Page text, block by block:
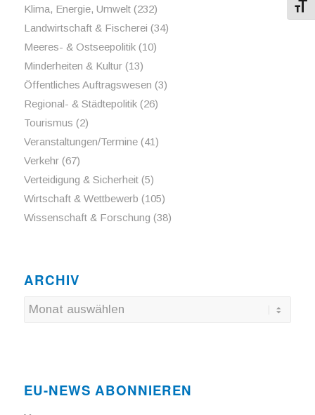
Klima, Energie, Umwelt(232)
Landwirtschaft & Fischerei (34)
Meeres- & Ostseepolitik(10)
Minderheiten & Kultur(13)
Öffentliches Auftragswesen (3)
Regional- & Städtepolitik(26)
Tourismus (2)
Veranstaltungen/Termine(41)
Verkehr(67)
Verteidigung & Sicherheit(5)
Wirtschaft & Wettbewerb (105)
Wissenschaft & Forschung (38)
ARCHIV
EU-NEWS ABONNIEREN